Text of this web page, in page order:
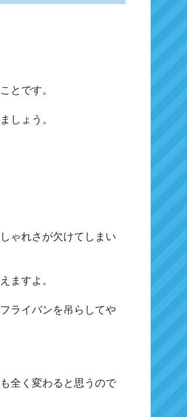
とです。
しょう。
ゃれさが欠けてしまい
ますよ。
ライパンを吊らしてや
全く変わると思うので